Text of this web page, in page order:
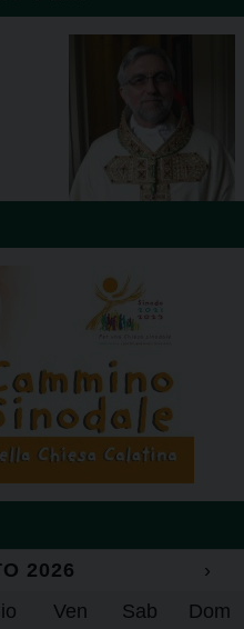
2026
›
Ven Sab Dom